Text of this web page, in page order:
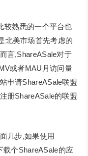
较熟悉的一个平台也
北美市场首先考虑的
言,ShareASale对于
或者MAU月访问量
申请ShareASale联盟
册ShareASale的联盟
几步,如果使用
个ShareASale的应